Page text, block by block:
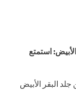
استمتع
البقر الأبيض